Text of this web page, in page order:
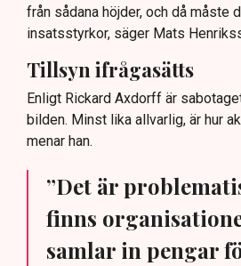
från sådana höjder, och då måste
insatsstyrkor, säger Mats
Tillsyn ifrågasätts
Enligt Rickard Axdorff är
bilden. Minst lika allvarlig, är hur
menar han.
”Det är
finns
samlar in pengar